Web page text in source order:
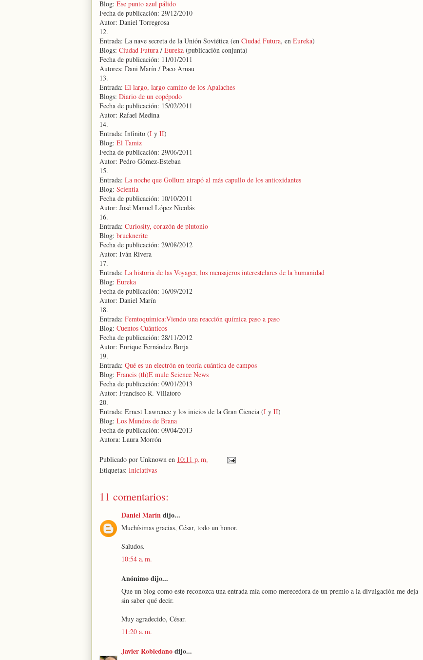
Blog: Ese punto azul pálido
Fecha de publicación: 29/12/2010
Autor: Daniel Torregrosa
12.
Entrada: La nave secreta de la Unión Soviética (en Ciudad Futura, en Eureka)
Blogs: Ciudad Futura / Eureka (publicación conjunta)
Fecha de publicación: 11/01/2011
Autores: Dani Marín / Paco Arnau
13.
Entrada: El largo, largo camino de los Apalaches
Blogs: Diario de un copépodo
Fecha de publicación: 15/02/2011
Autor: Rafael Medina
14.
Entrada: Infinito (I y II)
Blog: El Tamiz
Fecha de publicación: 29/06/2011
Autor: Pedro Gómez-Esteban
15.
Entrada: La noche que Gollum atrapó al más capullo de los antioxidantes
Blog: Scientia
Fecha de publicación: 10/10/2011
Autor: José Manuel López Nicolás
16.
Entrada: Curiosity, corazón de plutonio
Blog: brucknerite
Fecha de publicación: 29/08/2012
Autor: Iván Rivera
17.
Entrada: La historia de las Voyager, los mensajeros interestelares de la humanidad
Blog: Eureka
Fecha de publicación: 16/09/2012
Autor: Daniel Marín
18.
Entrada: Femtoquímica:Viendo una reacción química paso a paso
Blog: Cuentos Cuánticos
Fecha de publicación: 28/11/2012
Autor: Enrique Fernández Borja
19.
Entrada: Qué es un electrón en teoría cuántica de campos
Blog: Francis (th)E mule Science News
Fecha de publicación: 09/01/2013
Autor: Francisco R. Villatoro
20.
Entrada: Ernest Lawrence y los inicios de la Gran Ciencia (I y II)
Blog: Los Mundos de Brana
Fecha de publicación: 09/04/2013
Autora: Laura Morrón
Publicado por Unknown en 10:11 p. m.
Etiquetas: Iniciativas
11 comentarios:
Daniel Maríndijo...
Muchísimas gracias, César, todo un honor.
Saludos.
10:54 a. m.
Anónimo dijo...
Que un blog como este reconozca una entrada mía como merecedora de un premio a la divulgación me deja
sin saber qué decir.
Muy agradecido, César.
11:20 a. m.
Javier Robledanodijo...